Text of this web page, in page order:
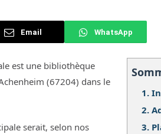
Email WhatsApp
1.
2.
3.
est une bibliothèque
(67204) dans le
serait, selon nos